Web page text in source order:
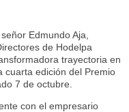
Edmundo Aja,
de Hodelpa
trayectoria en
cuarta edición del Premio
7 de octubre.
con el empresario